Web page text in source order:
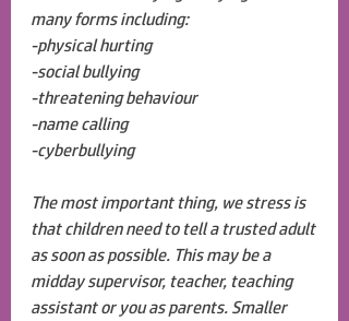
many forms including:
-physical hurting
-social bullying
-threatening behaviour
-name calling
-cyberbullying
The most important thing, we stress is
that children need to tell a trusted adult
as soon as possible. This may be a
midday supervisor, teacher, teaching
assistant or you as parents. Smaller